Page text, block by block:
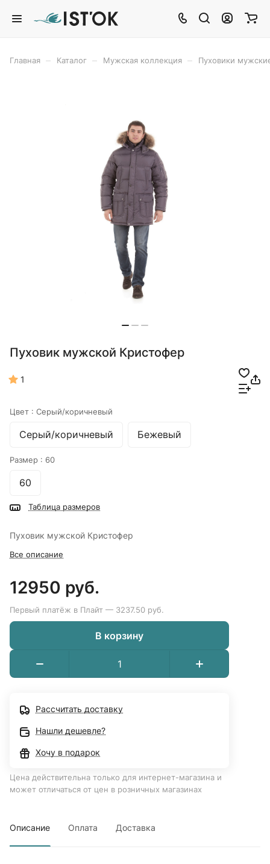
Главная Каталог Мужская коллекция Пуховики
Пуховик мужской Кристофер
1
Цвет : Серый/коричневый
Серый/коричневый Бежевый
Размер : 60
60
Таблица размеров
Пуховик мужской Кристофер
Все описание
12950 руб.
Первый платёж в Плайт — 3237.50 руб.
В корзину
Рассчитать доставку
Нашли дешевле?
Хочу в подарок
Цена действительна только для интернет-магазина и
может отличаться от цен в розничных магазинах
Описание Оплата Доставка